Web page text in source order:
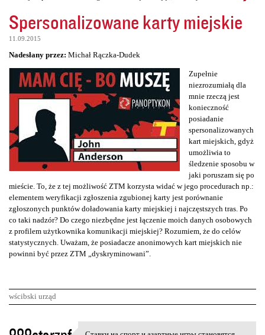
Spersonalizowane karty miejskie
11.09.2015
Nadesłany przez: Michał Rączka-Dudek
Zupełnie
niezrozumiałą dla
mnie rzeczą jest
konieczność
posiadanie
spersonalizowanych
kart miejskich, gdyż
umożliwia to
śledzenie sposobu w
jaki poruszam się po
mieście. To, że z tej możliwość ZTM korzysta widać w jego procedurach np.:
elementem weryfikacji zgłoszenia zgubionej karty jest porównanie
zgłoszonych punktów doładowania karty miejskiej i najczęstszych tras. Po
co taki nadzór? Do czego niezbędne jest łączenie moich danych osobowych
z profilem użytkownika komunikacji miejskiej? Rozumiem, że do celów
statystycznych. Uważam, że posiadacze anonimowych kart miejskich nie
powinni być przez ZTM „dyskryminowani”.
wścibski urząd
K